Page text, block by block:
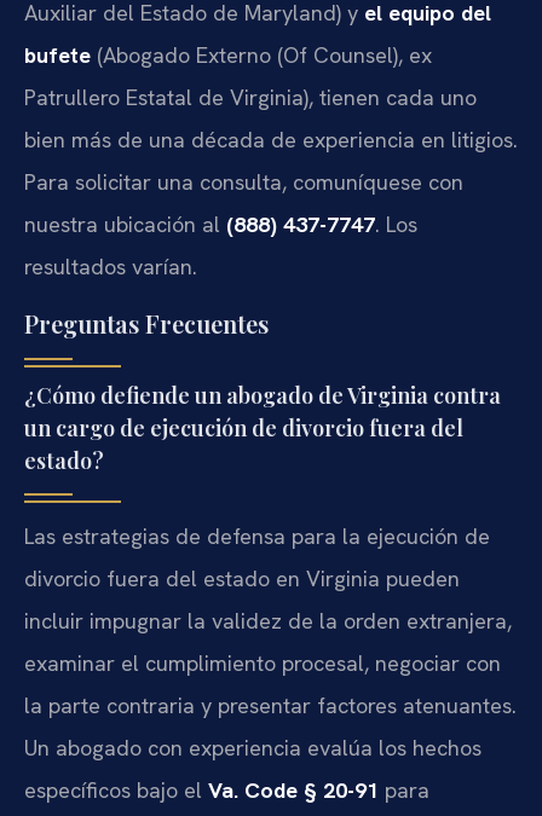
Auxiliar del Estado de Maryland) y el equipo del
bufete (Abogado Externo (Of Counsel), ex
Patrullero Estatal de Virginia), tienen cada uno
bien más de una década de experiencia en litigios.
Para solicitar una consulta, comuníquese con
nuestra ubicación al (888) 437-7747. Los
resultados varían.
Preguntas Frecuentes
¿Cómo defiende un abogado de Virginia contra
un cargo de ejecución de divorcio fuera del
estado?
Las estrategias de defensa para la ejecución de
divorcio fuera del estado en Virginia pueden
incluir impugnar la validez de la orden extranjera,
examinar el cumplimiento procesal, negociar con
la parte contraria y presentar factores atenuantes.
Un abogado con experiencia evalúa los hechos
específicos bajo el Va. Code § 20-91 para